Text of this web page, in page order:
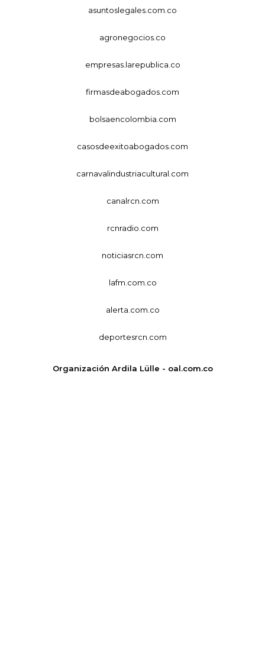
asuntoslegales.com.co
agronegocios.co
empresas.larepublica.co
firmasdeabogados.com
bolsaencolombia.com
casosdeexitoabogados.com
carnavalindustriacultural.com
canalrcn.com
rcnradio.com
noticiasrcn.com
lafm.com.co
alerta.com.co
deportesrcn.com
Organización Ardila Lülle - oal.com.co